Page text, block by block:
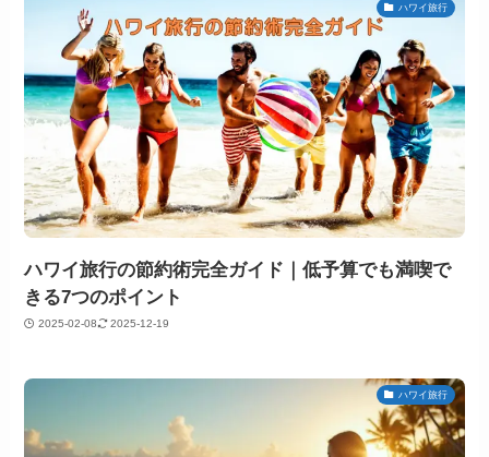
ハワイ旅行
ハワイ旅行の節約術完全ガイド｜低予算でも満喫で
きる7つのポイント
2025-02-08 2025-12-19
ハワイ旅行